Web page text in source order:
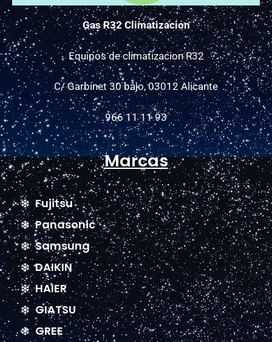
Gas R32 Climatizacion
Equipos de climatizacion R32
C/ Garbinet 30 bajo, 03012 Alicante
966 11 11 93
Marcas
Fujitsu
Panasonic
Samsung
DAIKIN
HAIER
GIATSU
GREE